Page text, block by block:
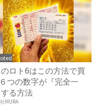
ロト6はこの方法で買
つの数字が『完全一
る方法
MURA